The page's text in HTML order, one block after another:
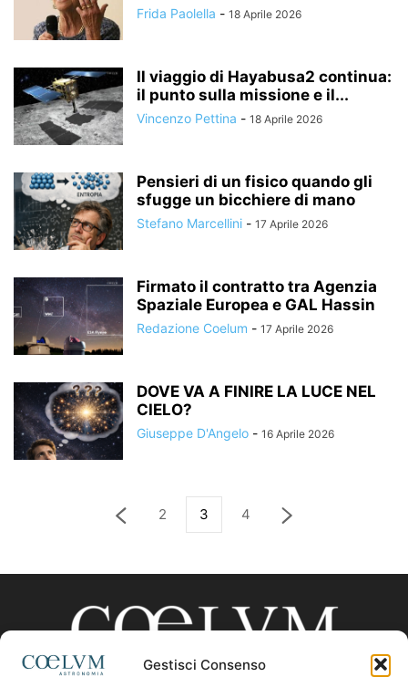
Gestisci Consenso
Frida Paolella - 18 Aprile 2026
Il viaggio di Hayabusa2 continua:
il punto sulla missione e il...
Vincenzo Pettina - 18 Aprile 2026
Pensieri di un fisico quando gli
sfugge un bicchiere di mano
Stefano Marcellini - 17 Aprile 2026
Firmato il contratto tra Agenzia
Spaziale Europea e GAL Hassin
Redazione Coelum - 17 Aprile 2026
DOVE VA A FINIRE LA LUCE NEL
CIELO?
Giuseppe D'Angelo - 16 Aprile 2026
2 3 4